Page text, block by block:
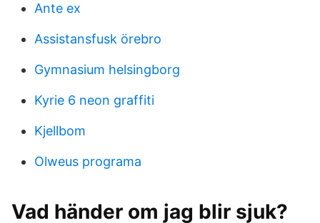
Ante ex
Assistansfusk örebro
Gymnasium helsingborg
Kyrie 6 neon graffiti
Kjellbom
Olweus programa
Vad händer om jag blir sjuk?